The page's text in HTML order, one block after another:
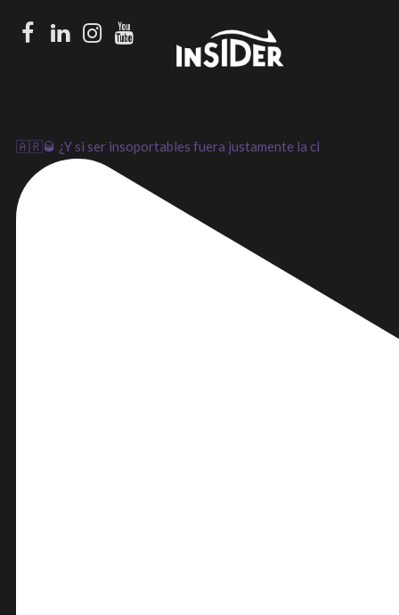
Facebook
LinkedIn
Instagram
Youtube
🇦🇷🥃 ¿Y si ser insoportables fuera justamente la cl